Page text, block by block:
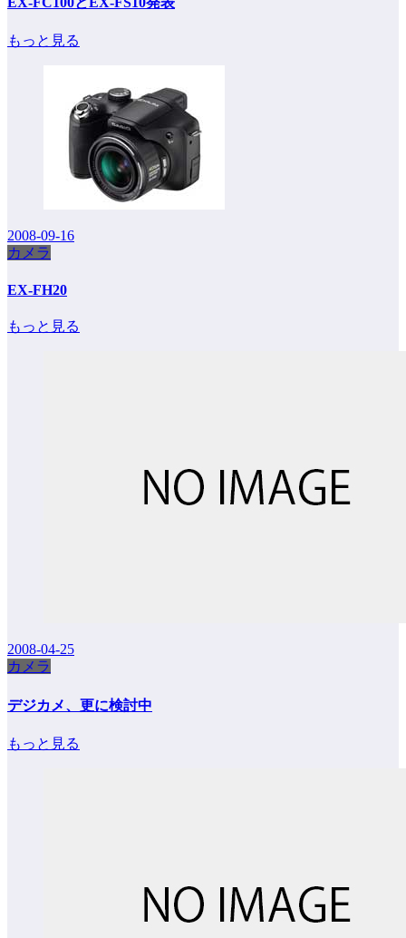
もっと見る
2008-09-16
カメラ
EX-FH20
もっと見る
2008-04-25
カメラ
デジカメ、更に検討中
もっと見る